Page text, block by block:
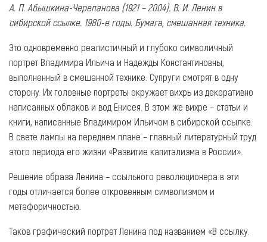
А. П. Абышкина-Черепанова (1921 – 2004). В. И. Ленин в
сибирской ссылке. 1980-е годы. Бумага, смешанная техника.
Это одновременно реалистичный и глубоко символичный
портрет Владимира Ильича и Надежды Константиновны,
выполненный в смешанной технике. Супруги смотрят в одну
сторону. Их головные портреты окружает вихрь из декоративно
написанных облаков и вод Енисея. В этом же вихре – статьи и
книги, написанные Владимиром Ильичом в сибирской ссылке.
В свете лампы на переднем плане – главный литературный труд
этого периода его жизни «Развитие капитализма в России».
Решение образа Ленина – ссыльного революционера в эти
годы отличается более откровенным символизмом и
метафоричностью.
Таков графический портрет Ленина под названием «В ссылку.